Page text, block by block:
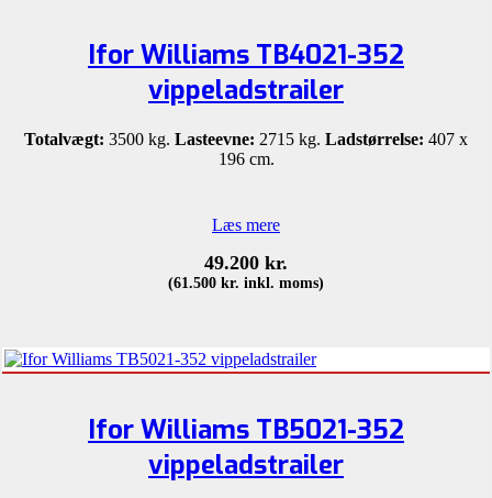
Ifor Williams TB4021-352
vippeladstrailer
Totalvægt: 3500 kg. Lasteevne: 2715 kg. Ladstørrelse: 407 x
196 cm.
Læs mere
49.200 kr.
(61.500 kr. inkl. moms)
Ifor Williams TB5021-352
vippeladstrailer